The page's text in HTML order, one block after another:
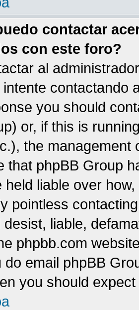
contactar
con este foro?
al
contactando
you should
or, if this is
the management
that phpBB Group
held liable over
pointless
liable,
phpbb.com
do email phpBB
you should